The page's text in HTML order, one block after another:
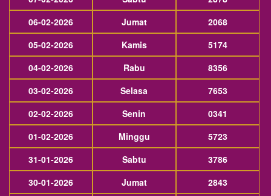
06-02-2026
Jumat
2068
05-02-2026
Kamis
5174
04-02-2026
Rabu
8356
03-02-2026
Selasa
7653
02-02-2026
Senin
0341
01-02-2026
Minggu
5723
31-01-2026
Sabtu
3786
30-01-2026
Jumat 2843